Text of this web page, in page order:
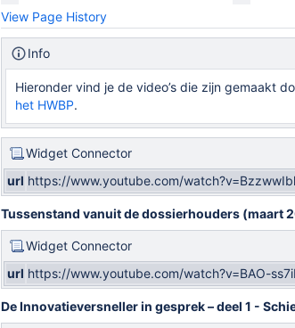
View Page History
Info
Hieronder vind je de video’s die zijn gemaakt
het HWBP.
Widget Connector
url https://www.youtube.com/
Tussenstand vanuit de dossierhouders (maart
Widget Connector
url https://www.youtube.com/watch?v=BAO-
De Innovatieversneller in gesprek – deel 1 -